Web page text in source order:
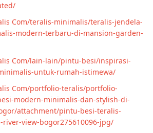
Com/teralis-minimalis/teralis-jendela-
modern-terbaru-di-mansion-garden-
Com/lain-lain/pintu-besi/inspirasi-
untuk-rumah-istimewa/
Com/portfolio-teralis/portfolio-
modern-minimalis-dan-stylish-di-
attachment/pintu-besi-teralis-
view-bogor275610096-jpg/